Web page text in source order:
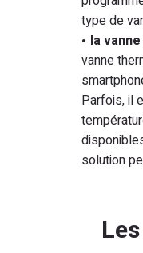
type de
la
vanne
Parfois, il
solution